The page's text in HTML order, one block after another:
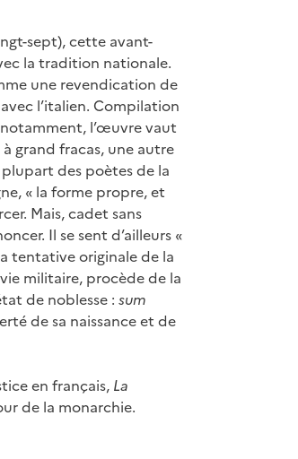
sept), cette avant-
la tradition nationale.
une revendication de
l’italien. Compilation
l’œuvre vaut
grand fracas, une autre
plupart des poètes de la
« la forme propre, et
Mais, cadet sans
Il se sent d’ailleurs «
tentative originale de la
militaire, procède de la
de noblesse : sum
de sa naissance et de
en français, La
de la monarchie.